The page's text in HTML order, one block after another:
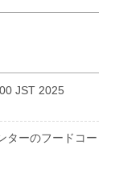
JST 2025
ターのフードコー